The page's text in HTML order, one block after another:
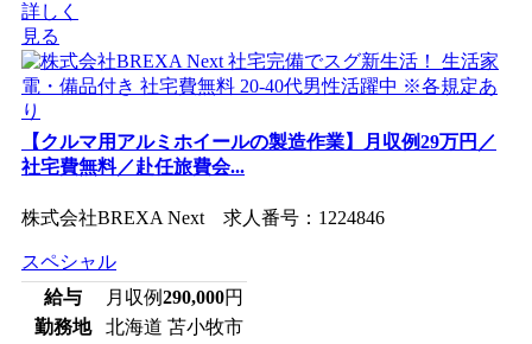
詳しく
見る
【クルマ用アルミホイールの製造作業】月収例29万円／
社宅費無料／赴任旅費会...
株式会社BREXA Next 求人番号：1224846
スペシャル
給与
月収例290,000円
勤務地
北海道 苫小牧市